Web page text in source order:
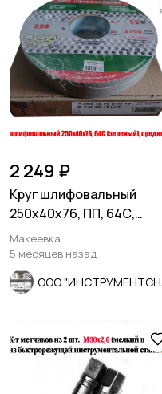
2 249 ₽
Круг шлифовальный
250х40х76, ПП, 64С,
зеленый, K7 V35, среднее
зерно.
Макеевка
5 месяцев назад